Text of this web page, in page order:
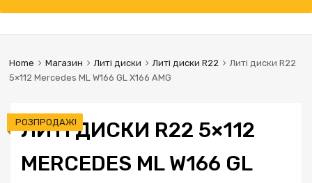
Home Магазин Литі диски Литі диски R22
Литі диски R22
5×112 Mercedes ML W166 GL X166 AMG
ЛИТІ ДИСКИ R22 5×112
MERCEDES ML W166 GL
РОЗПРОДАЖ!